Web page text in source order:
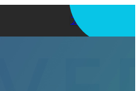
アプリを使う